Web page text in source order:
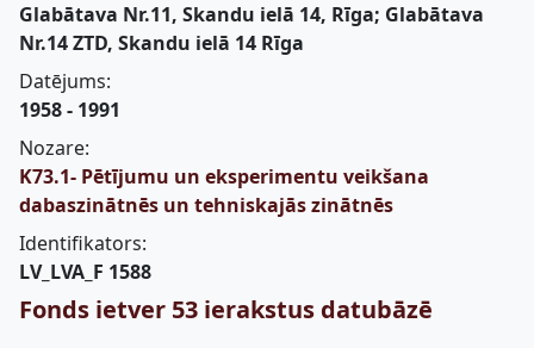
Glabātava Nr.11, Skandu ielā 14, Rīga; Glabātava
Nr.14 ZTD, Skandu ielā 14 Rīga
Datējums:
1958 - 1991
Nozare:
K73.1- Pētījumu un eksperimentu veikšana
dabaszinātnēs un tehniskajās zinātnēs
Identifikators:
LV_LVA_F 1588
Fonds ietver 53 ierakstus datubāzē